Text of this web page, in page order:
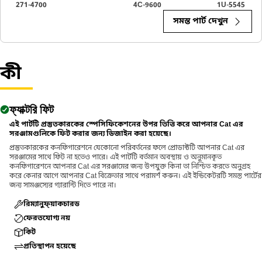
271-4700 4C-9600 1U-5545
সমস্ত পার্ট দেখুন
কী
ফ্যাক্টরি ফিট
এই পার্টটি প্রস্তুতকারকের স্পেসিফিকেশনের উপর ভিত্তি করে আপনার Cat এর
সরঞ্জামগুলিকে ফিট করার জন্য ডিজাইন করা হয়েছে।
প্রস্তুতকারকের কনফিগারেশনে যেকোনো পরিবর্তনের ফলে প্রোডাক্টটি আপনার Cat এর
সরঞ্জামের সাথে ফিট না হতেও পারে। এই পার্টটি বর্তমান অবস্থায় ও অনুমানকৃত
কনফিগারেশনে আপনার Cat এর সরঞ্জামের জন্য উপযুক্ত কিনা তা নিশ্চিত করতে অনুগ্রহ
করে কেনার আগে আপনার Cat বিক্রেতার সাথে পরামর্শ করুন। এই ইন্ডিকেটরটি সমস্ত পার্টের
জন্য সামঞ্জস্যের গ্যারান্টি দিতে পারে না।
রিম্যানুফ্য়াকচারড
ফেরতযোগ্য নয়
কিট
প্রতিস্থাপন হয়েছে